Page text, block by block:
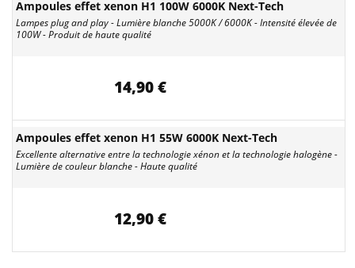
Ampoules effet xenon H1 100W 6000K Next-Tech
Lampes plug and play - Lumière blanche 5000K / 6000K - Intensité élevée de
100W - Produit de haute qualité
14,90 €
Ampoules effet xenon H1 55W 6000K Next-Tech
Excellente alternative entre la technologie xénon et la technologie halogène -
Lumière de couleur blanche - Haute qualité
12,90 €